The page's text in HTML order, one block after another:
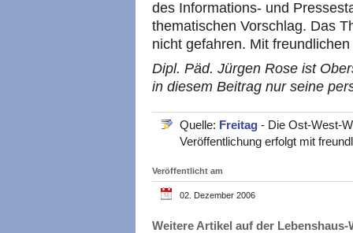
des Informations- und
thematischen Vorschlag. Das
nicht gefahren. Mit
Dipl. Päd. Jürgen Rose ist
in diesem Beitrag nur seine
Quelle: Freitag - Die Ost-West-
Veröffentlichung erfolgt mit
Veröffentlicht am
02. Dezember 2006
Weitere Artikel auf der